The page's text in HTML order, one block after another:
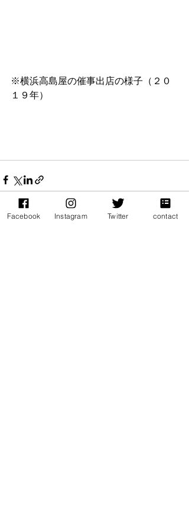
※横浜高島屋の催事出店の様子（２０
１９年）
Facebook Instagram Twitter contact